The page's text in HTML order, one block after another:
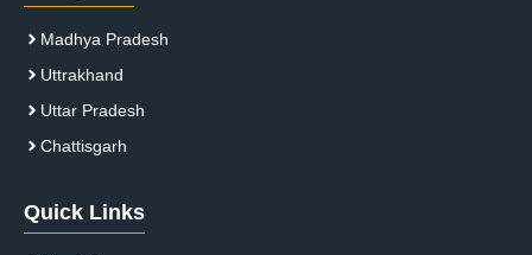
Madhya Pradesh
Uttrakhand
Uttar Pradesh
Chattisgarh
Quick Links